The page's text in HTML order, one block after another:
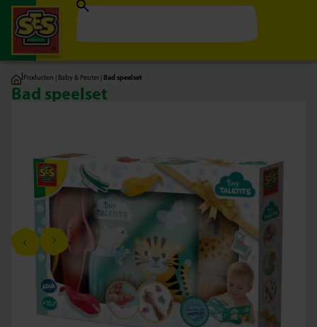
|Producten | Baby & Peuter | Bad speelset
Bad speelset